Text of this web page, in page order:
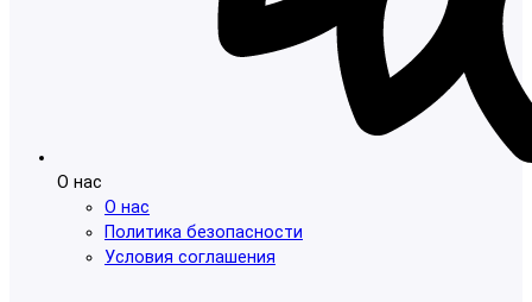
О нас
О нас
Политика безопасности
Условия соглашения